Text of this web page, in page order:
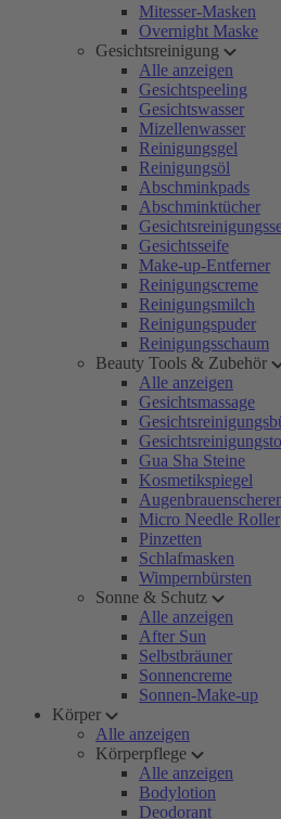
Mitesser-Masken
Overnight Maske
Gesichtsreinigung
Alle anzeigen
Gesichtspeeling
Gesichtswasser
Mizellenwasser
Reinigungsgel
Reinigungsöl
Abschminkpads
Abschminktücher
Gesichtsseife
Make-up-Entferner
Reinigungscreme
Reinigungsmilch
Reinigungspuder
Reinigungsschaum
Beauty Tools & Zubehör
Alle anzeigen
Gesichtsmassage
Gua Sha Steine
Kosmetikspiegel
Micro Needle Roller
Pinzetten
Schlafmasken
Wimpernbürsten
Sonne & Schutz
Alle anzeigen
After Sun
Selbstbräuner
Sonnencreme
Sonnen-Make-up
Körper
Alle anzeigen
Körperpflege
Alle anzeigen
Bodylotion
Deodorant